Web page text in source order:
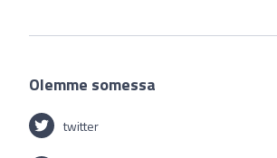
Olemme somessa
twitter